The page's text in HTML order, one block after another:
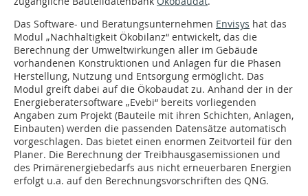
Das Software- und Beratungsunternehmen Envisys hat das
Modul „Nachhaltigkeit Ökobilanz“ entwickelt, das die
Berechnung der Umweltwirkungen aller im Gebäude
vorhandenen Konstruktionen und Anlagen für die Phasen
Herstellung, Nutzung und Entsorgung ermöglicht. Das
Modul greift dabei auf die Ökobaudat zu. Anhand der in der
Energieberatersoftware „Evebi“ bereits vorliegenden
Angaben zum Projekt (Bauteile mit ihren Schichten, Anlagen,
Einbauten) werden die passenden Datensätze automatisch
vorgeschlagen. Das bietet einen enormen Zeitvorteil für den
Planer. Die Berechnung der Treibhausgasemissionen und
des Primärenergiebedarfs aus nicht erneuerbaren Energien
erfolgt u.a. auf den Berechnungsvorschriften des QNG.